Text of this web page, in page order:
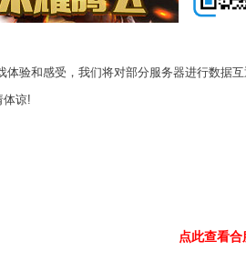
和感受，我们将对部分服务器进行数据
体谅!
点此查看合